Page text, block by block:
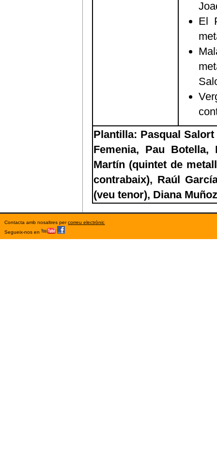
El
Plantilla: Pasqual
Femenia, Pau
Martín (quintet de
contrabaix), Raúl
(veu tenor), Diana
Contacta amb nosaltres percorreu electrònic
Segueix-nos en